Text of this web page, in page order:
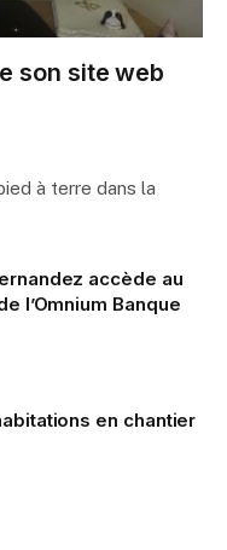
son site web
à terre dans la
accède au
l’Omnium Banque
en chantier